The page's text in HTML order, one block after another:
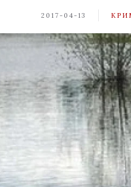
2017-04-13